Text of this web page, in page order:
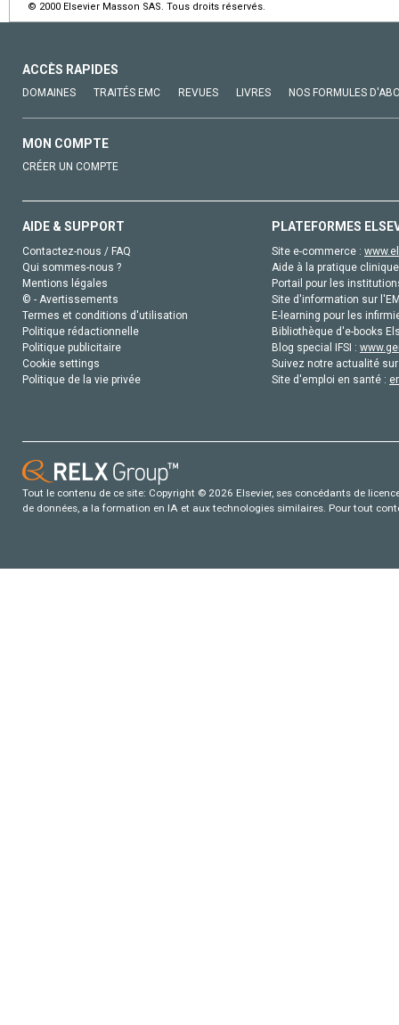
© 2000 Elsevier Masson SAS. Tous droits réservés.
ACCÈS RAPIDES
DOMAINES TRAITÉS EMC REVUES LIVRES NOS FORMULES
MON COMPTE
CRÉER UN COMPTE
AIDE & SUPPORT
Contactez-nous / FAQ
Qui sommes-nous ?
Mentions légales
© - Avertissements
Termes et conditions d'utilisation
Politique rédactionnelle
Politique publicitaire
Cookie settings
Politique de la vie privée
PLATEFORMES
Site e-commerce :
Aide à la pratique
Portail pour les
Site d'information sur
E-learning pour les
Bibliothèque d'e-books
Blog special IFSI :
Suivez notre actualité
Site d'emploi en santé :
Tout le contenu de ce site: Copyright © 2026 Elsevier, ses concédants de
de données, a la formation en IA et aux technologies similaires. Pour tout